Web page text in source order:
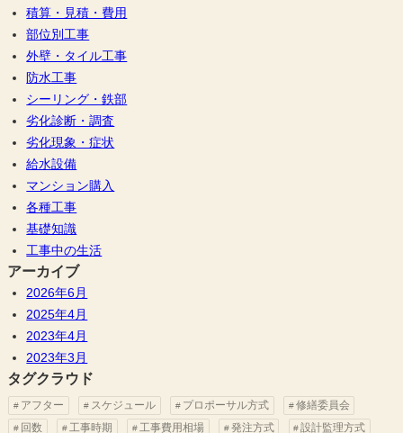
積算・見積・費用
部位別工事
外壁・タイル工事
防水工事
シーリング・鉄部
劣化診断・調査
劣化現象・症状
給水設備
マンション購入
各種工事
基礎知識
工事中の生活
アーカイブ
2026年6月
2025年4月
2023年4月
2023年3月
タグクラウド
アフター スケジュール プロポーサル方式
修繕委員会
回数
工事時期 工事費用相場 発注方式 設計監理方式